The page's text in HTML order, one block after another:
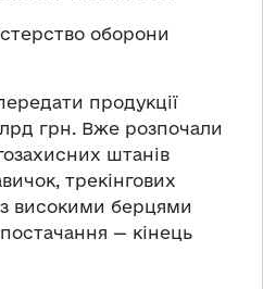
оборони
продукції
грн. Вже розпочали
штанів
трекінгових
високими берцями
— кінець